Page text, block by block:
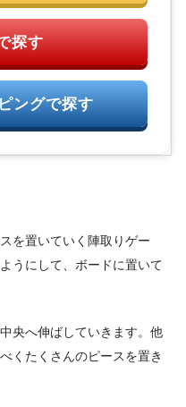
を置いていく陣取りゲー
うにして、ボードに置いて
央へ伸ばしていきます。他
くたくさんのピースを置き